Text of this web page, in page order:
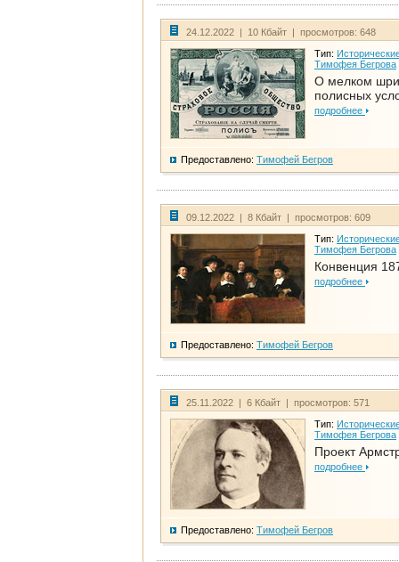
24.12.2022 | 10 Кбайт | просмотров: 648
Тип:
Тимофея Бегрова
О мелком
полисных
подробнее
Предоставлено: Тимофей Бегров
09.12.2022 | 8 Кбайт | просмотров: 609
Тип:
Тимофея Бегрова
Конвенция
подробнее
Предоставлено: Тимофей Бегров
25.11.2022 | 6 Кбайт | просмотров: 571
Тип:
Тимофея Бегрова
Проект
подробнее
Предоставлено: Тимофей Бегров